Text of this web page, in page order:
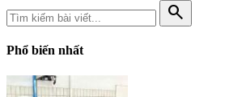
search
Phổ biến nhất